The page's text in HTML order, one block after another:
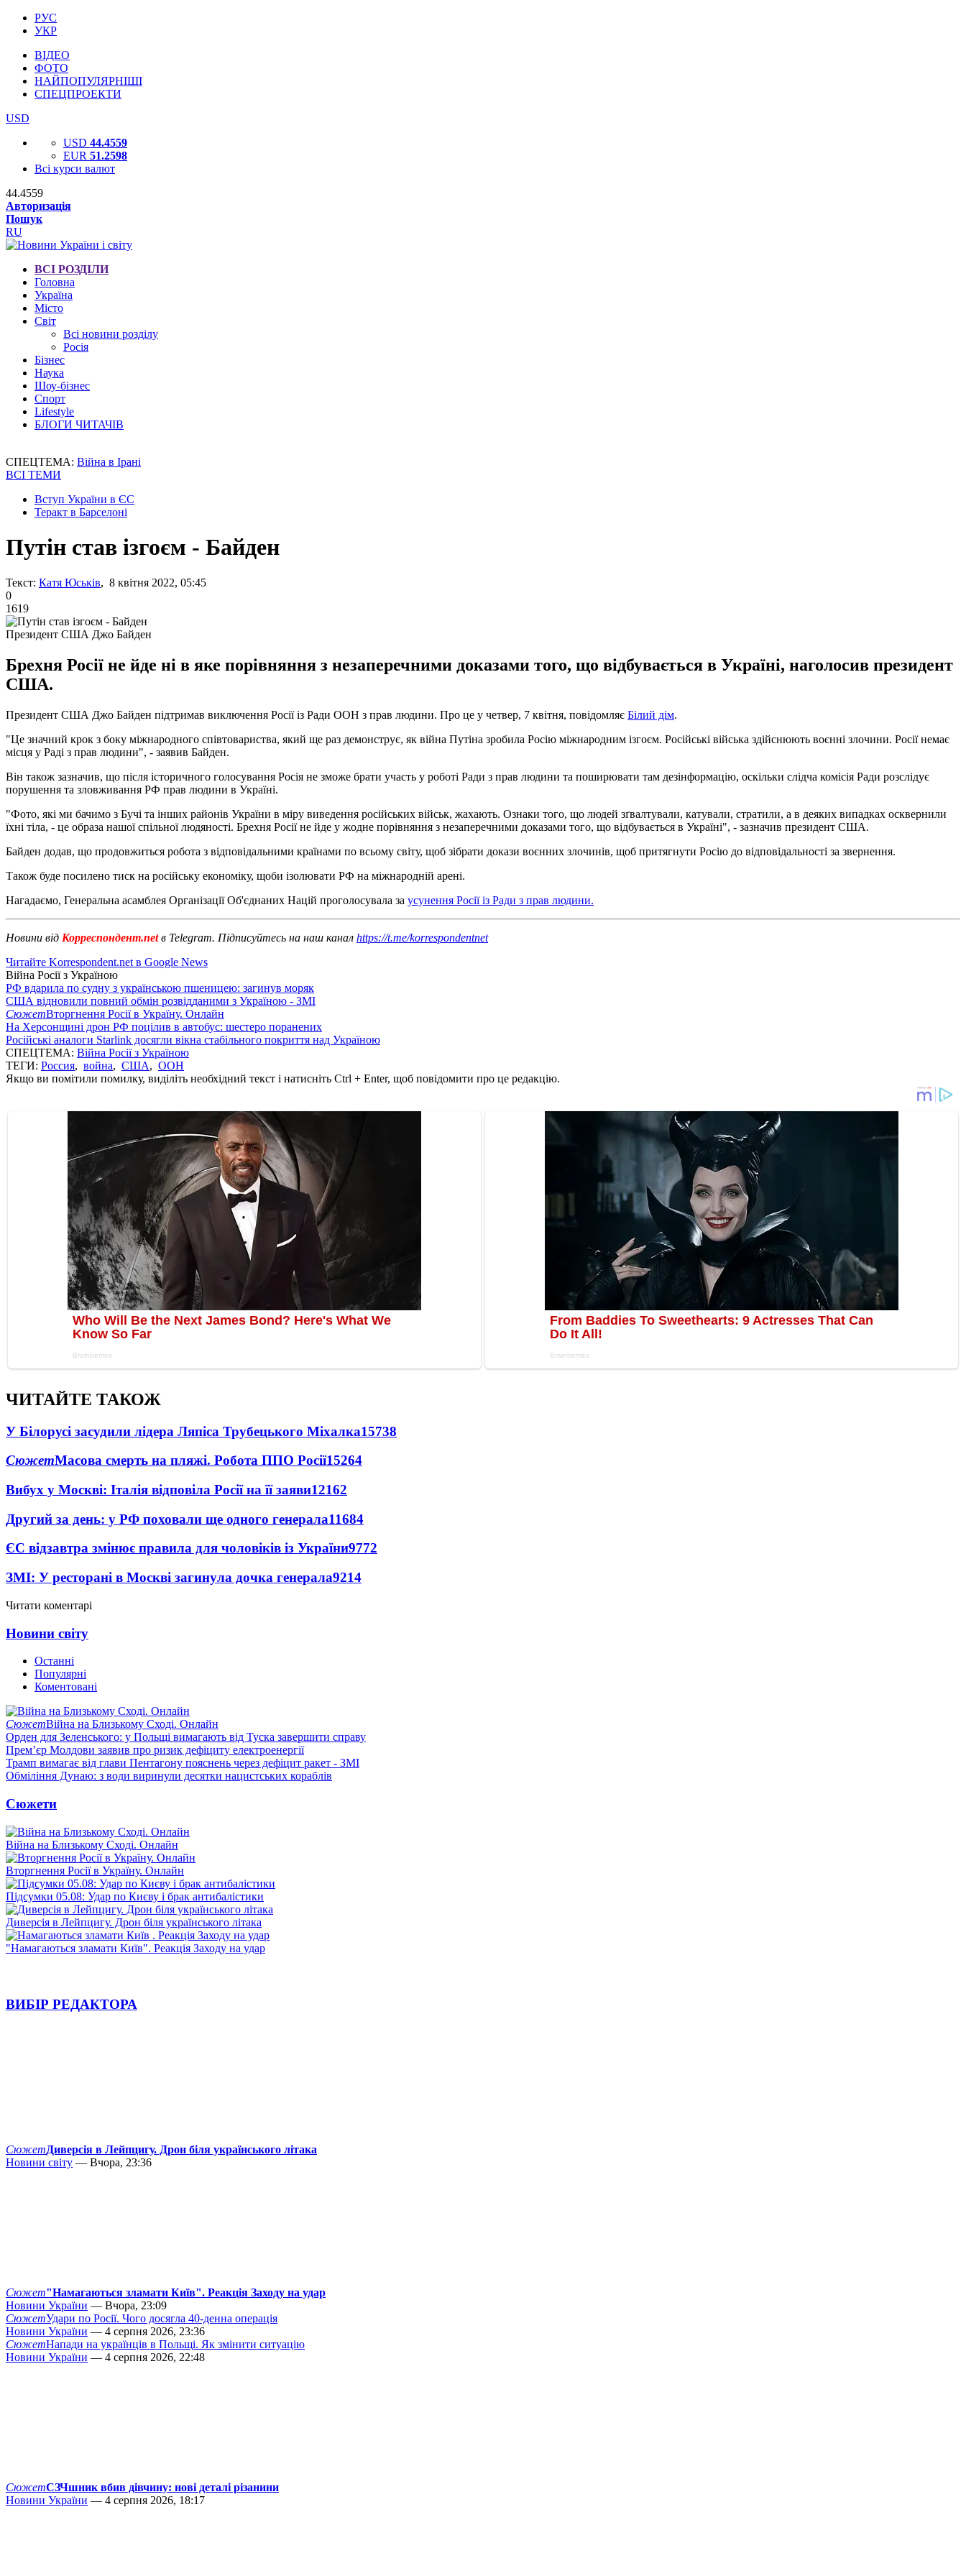
РУС
УКР
ВІДЕО
ФОТО
НАЙПОПУЛЯРНІШІ
СПЕЦПРОЕКТИ
USD
USD 44.4559
EUR 51.2598
Всі курси валют
44.4559
Авторизація
Пошук
RU
ВСІ РОЗДІЛИ
Головна
Україна
Місто
Світ
Всі новини розділу
Росія
Бізнес
Наука
Шоу-бізнес
Спорт
Lifestyle
БЛОГИ ЧИТАЧІВ
СПЕЦТЕМА: Війна в Ірані
ВСІ ТЕМИ
Вступ України в ЄС
Теракт в Барселоні
Путін став ізгоєм - Байден
Текст: Катя Юськів, 8 квітня 2022, 05:45
0
1619
Президент США Джо Байден
Брехня Росії не йде ні в яке порівняння з незаперечними доказами того, що відбувається в Україні, наголосив президент
США.
Президент США Джо Байден підтримав виключення Росії із Ради ООН з прав людини. Про це у четвер, 7 квітня, повідомляє Білий дім.
"Це значний крок з боку міжнародного співтовариства, який ще раз демонструє, як війна Путіна зробила Росію міжнародним ізгоєм. Російські війська здійснюють воєнні злочини. Росії немає
місця у Раді з прав людини", - заявив Байден.
Він також зазначив, що після історичного голосування Росія не зможе брати участь у роботі Ради з прав людини та поширювати там дезінформацію, оскільки слідча комісія Ради розслідує
порушення та зловживання РФ прав людини в Україні.
"Фото, які ми бачимо з Бучі та інших районів України в міру виведення російських військ, жахають. Ознаки того, що людей зґвалтували, катували, стратили, а в деяких випадках осквернили
їхні тіла, - це образа нашої спільної людяності. Брехня Росії не йде у жодне порівняння з незаперечними доказами того, що відбувається в Україні", - зазначив президент США.
Байден додав, що продовжиться робота з відповідальними країнами по всьому світу, щоб зібрати докази воєнних злочинів, щоб притягнути Росію до відповідальності за звернення.
Також буде посилено тиск на російську економіку, щоби ізолювати РФ на міжнародній арені.
Нагадаємо, Генеральна асамблея Організації Об'єднаних Націй проголосувала за усунення Росії із Ради з прав людини.
Новини від Корреспондент.netв Telegram. Підписуйтесь на наш канал https://t.me/korrespondentnet
Читайте Korrespondent.net в Google News
Війна Росії з Україною
РФ вдарила по судну з українською пшеницею: загинув моряк
США відновили повний обмін розвідданими з Україною - ЗМІ
СюжетВторгнення Росії в Україну. Онлайн
На Херсонщині дрон РФ поцілив в автобус: шестеро поранених
Російські аналоги Starlink досягли вікна стабільного покриття над Україною
СПЕЦТЕМА: Війна Росії з Україною
ТЕГИ: Россия, война, США, ООН
Якщо ви помітили помилку, виділіть необхідний текст і натисніть Ctrl + Enter, щоб повідомити про це редакцію.
ЧИТАЙТЕ ТАКОЖ
У Білорусі засудили лідера Ляпіса Трубецького Міхалка15738
СюжетМасова смерть на пляжі. Робота ППО Росії15264
Вибух у Москві: Італія відповіла Росії на її заяви12162
Другий за день: у РФ поховали ще одного генерала11684
ЄС відзавтра змінює правила для чоловіків із України9772
ЗМІ: У ресторані в Москві загинула дочка генерала9214
Читати коментарі
Новини світу
Останні
Популярні
Коментовані
СюжетВійна на Близькому Сході. Онлайн
Орден для Зеленського: у Польщі вимагають від Туска завершити справу
Прем’єр Молдови заявив про ризик дефіциту електроенергії
Трамп вимагає від глави Пентагону пояснень через дефіцит ракет - ЗМІ
Обміління Дунаю: з води виринули десятки нацистських кораблів
Сюжети
Війна на Близькому Сході. Онлайн
Вторгнення Росії в Україну. Онлайн
Підсумки 05.08: Удар по Києву і брак антибалістики
Диверсія в Лейпцигу. Дрон біля українського літака
"Намагаються зламати Київ". Реакція Заходу на удар
ВИБІР РЕДАКТОРА
СюжетДиверсія в Лейпцигу. Дрон біля українського літака
Новини світу — Вчора, 23:36
Сюжет"Намагаються зламати Київ". Реакція Заходу на удар
Новини України — Вчора, 23:09
СюжетУдари по Росії. Чого досягла 40-денна операція
Новини України — 4 серпня 2026, 23:36
СюжетНапади на українців в Польщі. Як змінити ситуацію
Новини України — 4 серпня 2026, 22:48
СюжетСЗЧшник вбив дівчину: нові деталі різанини
Новини України — 4 серпня 2026, 18:17